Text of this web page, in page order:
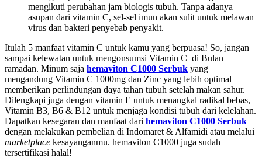
mengikuti perubahan jam biologis tubuh. Tanpa adanya
asupan dari vitamin C, sel-sel imun akan sulit untuk melawan
virus dan bakteri penyebab penyakit.
Itulah 5 manfaat vitamin C untuk kamu yang berpuasa! So, jangan
sampai kelewatan untuk mengonsumsi Vitamin C di Bulan
ramadan. Minum saja hemaviton C1000 Serbuk yang
mengandung Vitamin C 1000mg dan Zinc yang lebih optimal
memberikan perlindungan daya tahan tubuh setelah makan sahur.
Dilengkapi juga dengan vitamin E untuk menangkal radikal bebas,
Vitamin B3, B6 & B12 untuk menjaga kondisi tubuh dari kelelahan.
Dapatkan kesegaran dan manfaat dari hemaviton C1000 Serbuk
dengan melakukan pembelian di Indomaret & Alfamidi atau melalui
marketplace kesayanganmu. hemaviton C1000 juga sudah
tersertifikasi halal!